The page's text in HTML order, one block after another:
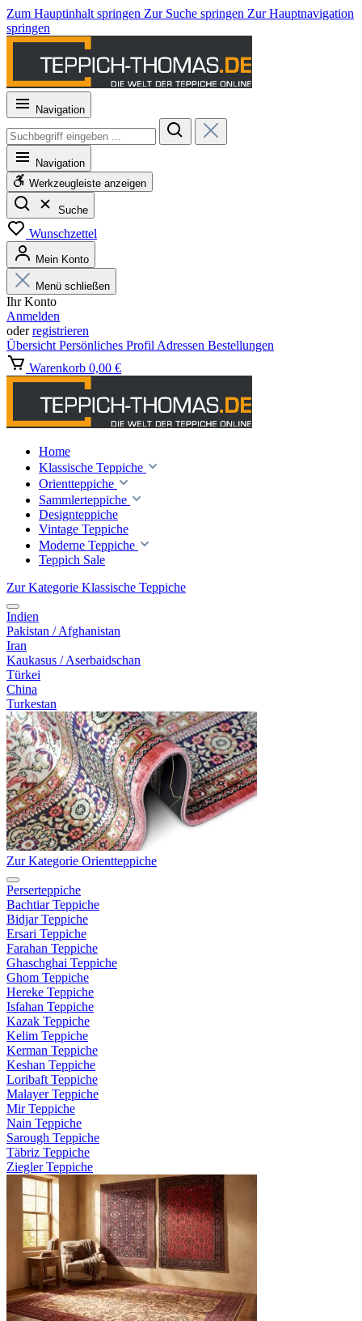
Zum Hauptinhalt springen Zur Suche springen Zur Hauptnavigation
springen
Navigation
Navigation
Werkzeugleiste anzeigen
Suche
Wunschzettel
Mein Konto
Menü schließen
Ihr Konto
Anmelden
oderregistrieren
Übersicht Persönliches Profil Adressen Bestellungen
Warenkorb 0,00 €
Home
Klassische Teppiche
Orientteppiche
Sammlerteppiche
Designteppiche
Vintage Teppiche
Moderne Teppiche
Teppich Sale
Zur Kategorie Klassische Teppiche
Indien
Pakistan / Afghanistan
Iran
Kaukasus / Aserbaidschan
Türkei
China
Turkestan
Zur Kategorie Orientteppiche
Perserteppiche
Bachtiar Teppiche
Bidjar Teppiche
Ersari Teppiche
Farahan Teppiche
Ghaschghai Teppiche
Ghom Teppiche
Hereke Teppiche
Isfahan Teppiche
Kazak Teppiche
Kelim Teppiche
Kerman Teppiche
Keshan Teppiche
Loribaft Teppiche
Malayer Teppiche
Mir Teppiche
Nain Teppiche
Sarough Teppiche
Täbriz Teppiche
Ziegler Teppiche